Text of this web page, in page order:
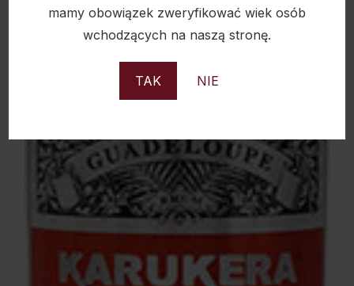
mamy obowiązek zweryfikować wiek osób
wchodzących na naszą stronę.
TAK NIE